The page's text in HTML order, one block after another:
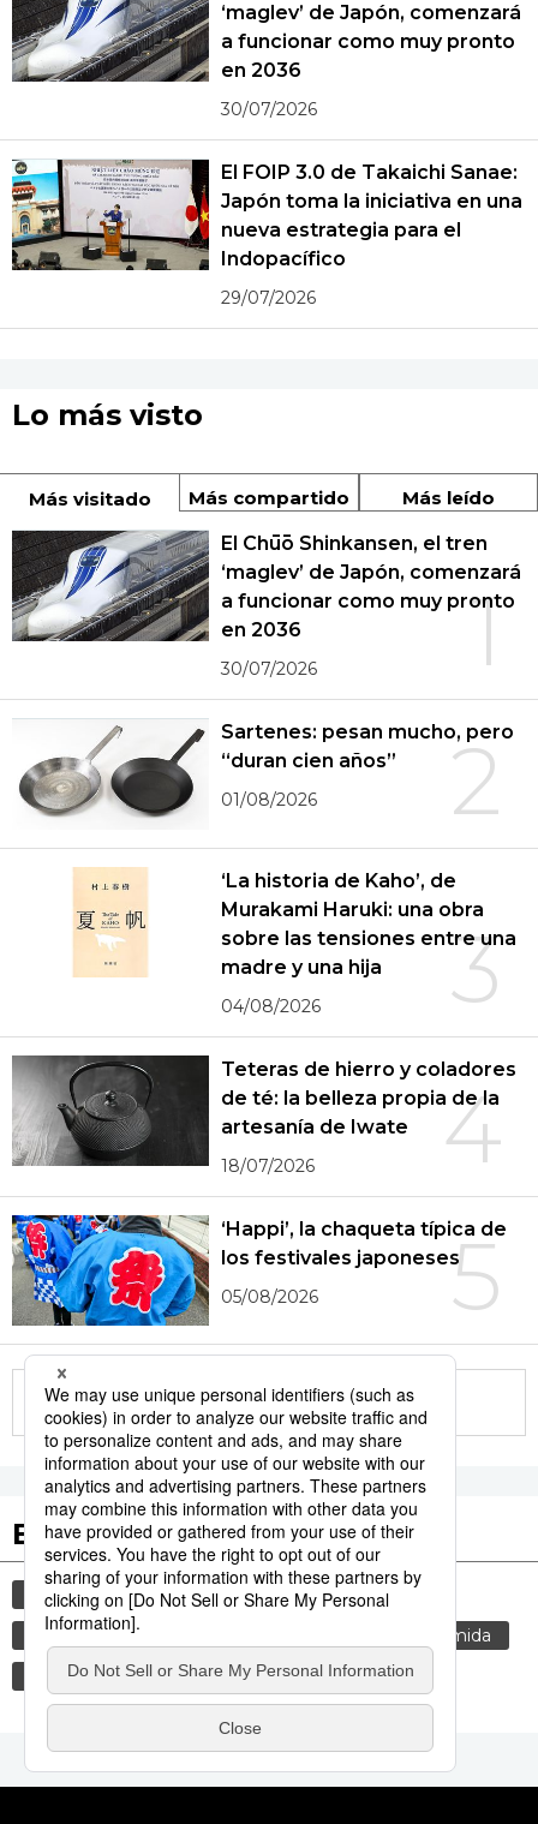
‘maglev’ de Japón, comenzará
a funcionar como muy pronto
en 2036
30/07/2026
El FOIP 3.0 de Takaichi Sanae:
Japón toma la iniciativa en una
nueva estrategia para el
Indopacífico
29/07/2026
Lo más visto
Más visitado Más compartido Más leído
1
El Chūō Shinkansen, el tren
‘maglev’ de Japón, comenzará
a funcionar como muy pronto
en 2036
30/07/2026
2
Sartenes: pesan mucho, pero
“duran cien años”
01/08/2026
3
‘La historia de Kaho’, de
Murakami Haruki: una obra
sobre las tensiones entre una
madre y una hija
04/08/2026
4
Teteras de hierro y coladores
de té: la belleza propia de la
artesanía de Iwate
18/07/2026
5
‘Happi’, la chaqueta típica de
los festivales japoneses
05/08/2026
More in this series
Etiquetas destacadas
cultura gastronomía vida
cortesía
costumbres
comida
modales
gastronomía japonesa